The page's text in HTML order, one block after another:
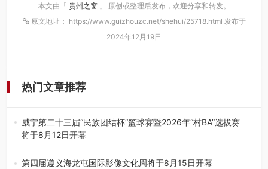
本文由「 贵州之窗 」 原创或整理后发布，欢迎分享和转发。
原文地址： https://www.guizhouzc.net/shehui/25718.html 发布于
2024年12月19日
热门文章推荐
威宁第二十三届“民族团结杯”篮球赛暨2026年“村BA”选拔赛
将于8月12日开幕
8月7日，威宁彝族回族苗族自治县第二十三届“民族团结
杯”篮球赛暨2026年“村B…
第四届遵义海龙屯国际影像文化周将于8月15日开幕